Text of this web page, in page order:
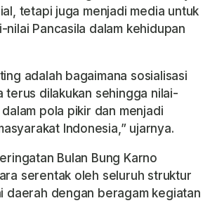
tetapi juga menjadi media untuk
nilai Pancasila dalam kehidupan
adalah bagaimana sosialisasi
terus dilakukan sehingga nilai-
pola pikir dan menjadi
Indonesia,” ujarnya.
Bulan Bung Karno
serentak oleh seluruh struktur
daerah dengan beragam kegiatan